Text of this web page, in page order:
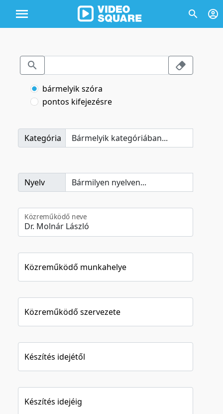
bármelyik szóra
pontos kifejezésre
Kategória
Nyelv
Közreműködő neve
Közreműködő munkahelye
Közreműködő szervezete
Készítés idejétől
Készítés idejéig